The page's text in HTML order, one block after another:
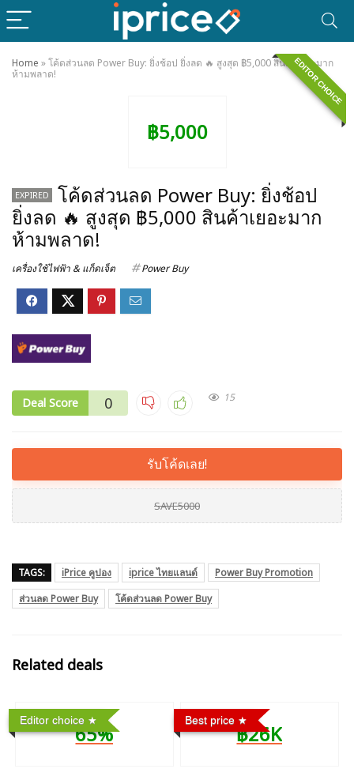
Home »โค้ดส่วนลด Power Buy: ยิ่งช้อป ยิ่งลด 🔥 สูงสุด ฿5,000 สินค้าเยอะมาก
ห้ามพลาด!
EDITOR CHOICE
฿5,000
EXPIRED
โค้ดส่วนลด Power Buy: ยิ่งช้อป
ยิ่งลด 🔥 สูงสุด ฿5,000 สินค้าเยอะมาก
ห้ามพลาด!
เครื่องใช้ไฟฟ้า & แก็ดเจ็ต Power Buy
Deal Score 0 15
รับโค้ดเลย!
SAVE5000
TAGS: iPrice คูปอง iprice ไทยแลนด์
Power Buy Promotion
ส่วนลด Power Buy
โค้ดส่วนลด Power Buy
Related deals
Editor choice
65%
Best price
฿26K